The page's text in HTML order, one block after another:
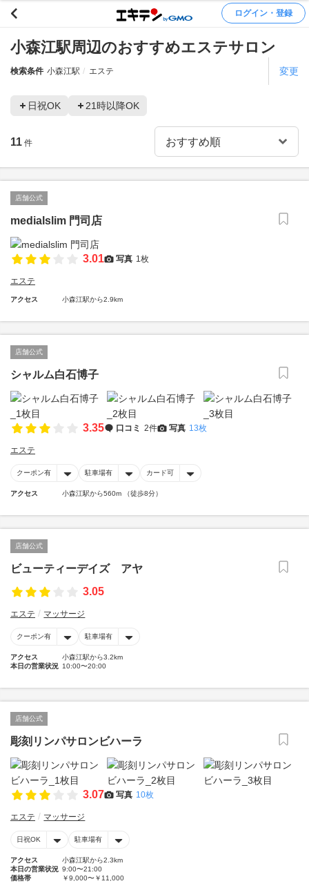
ログイン・登録
小森江駅周辺のおすすめエステサロン
検索条件 小森江駅 エステ 変更
日祝OK 21時以降OK
11 件
店舗公式
medialslim 門司店
3.01 写真 1枚
エステ
アクセス 小森江駅から2.9km
店舗公式
シャルム白石博子
3.35 口コミ 2件 写真 13枚
エステ
クーポン有 駐車場有 カード可
アクセス 小森江駅から560m （徒歩8分）
店舗公式
ビューティーデイズ アヤ
3.05
エステ マッサージ
クーポン有 駐車場有
アクセス
小森江駅から3.2km
本日の営業状況 10:00〜20:00
店舗公式
彫刻リンパサロンビハーラ
3.07 写真 10枚
エステ マッサージ
日祝OK 駐車場有
アクセス
小森江駅から2.3km
本日の営業状況 9:00〜21:00
価格帯
￥9,000〜￥11,000